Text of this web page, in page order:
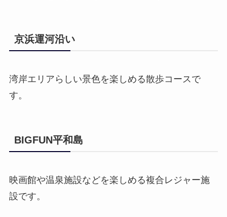
京浜運河沿い
湾岸エリアらしい景色を楽しめる散歩コースで
す。
BIGFUN平和島
映画館や温泉施設などを楽しめる複合レジャー施
設です。